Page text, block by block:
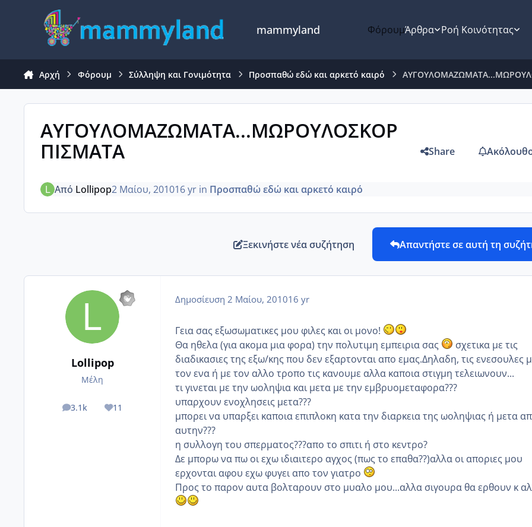
Μετάβαση σε περιεχόμενο
mammyland ΦόρουμΆρθρα Ροή Κοινότητας
Αρχή Φόρουμ Σύλληψη και Γονιμότητα Προσπαθώ εδώ και αρκετό καιρό
ΑΥΓΟΥΛΟΜΑΖΩΜΑΤΑ...ΜΩΡΟΥΛΟΣΚΟΡ
ΠΙΣΜΑΤΑ
Share
Από Lollipop2 Μαίου, 201016 yr in Προσπαθώ εδώ και αρκετό καιρό
Ξεκινήστε νέα συζήτηση Απαντήστε σε αυτή τη
Lollipop
Μέλη
3.1k
posts 11
Reputation
Δημοσίευση 2 Μαίου, 201016 yr
Γεια σας εξωσωματικες μου φιλες και οι μονο!
Θα ηθελα (για ακομα μια φορα) την πολυτιμη εμπειρια σας
σχετικα με τις
διαδικασιες της εξω/κης που δεν εξαρτονται απο εμας.Δηλαδη, τις ενεσουλες
τον ενα ή με τον αλλο τροπο τις κανουμε αλλα καποια στιγμη τελειωνουν...
τι γινεται με την ωοληψια και μετα με την εμβρυομεταφορα???
υπαρχουν ενοχλησεις μετα???
μπορει να υπαρξει καποια επιπλοκη κατα την διαρκεια της ωοληψιας ή μετα
αυτην???
η συλλογη του σπερματος???απο το σπιτι ή στο κεντρο?
Δε μπορω να πω οι εχω ιδιαιτερο αγχος (πως το επαθα??)αλλα οι αποριες μου
ερχονται αφου εχω φυγει απο τον γιατρο
Προς το παρον αυτα βολταρουν στο μυαλο μου...αλλα σιγουρα θα ερθουν κ